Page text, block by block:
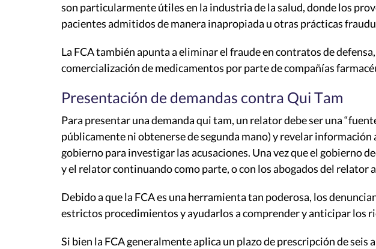
son particularmente útiles en la industria de la salud, donde los
pacientes admitidos de manera inapropiada u otras prácticas
La FCA también apunta a eliminar el fraude en contratos de
comercialización de medicamentos por parte de compañías
Presentación de demandas contra Qui Tam
Para presentar una demanda qui tam, un relator debe ser una
públicamente ni obtenerse de segunda mano) y revelar
gobierno para investigar las acusaciones. Una vez que el gobierno
y el relator continuando como parte, o con los abogados del relator
Debido a que la FCA es una herramienta tan poderosa, los
estrictos procedimientos y ayudarlos a comprender y anticipar los
Si bien la FCA generalmente aplica un plazo de prescripción de seis